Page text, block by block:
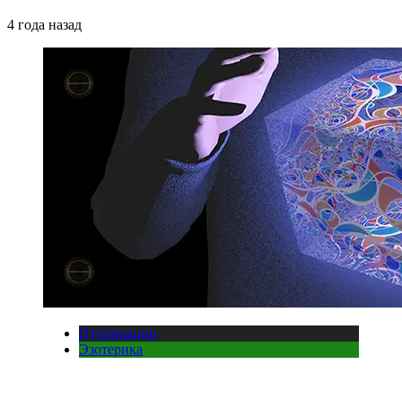
4 года назад
Публикации
Эзотерика